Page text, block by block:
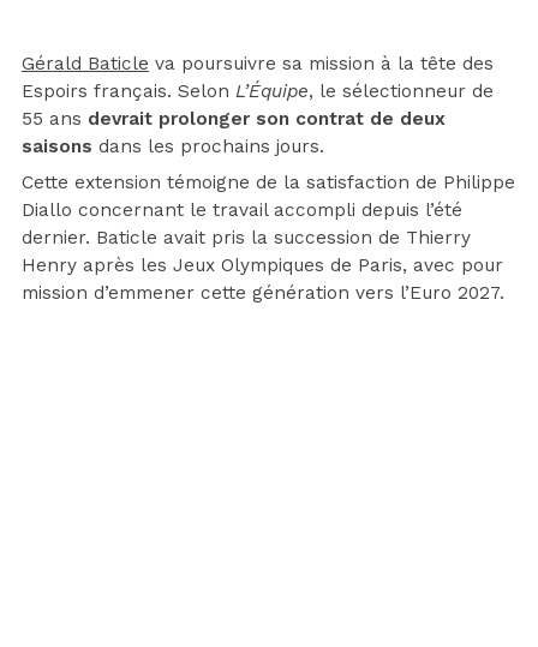
Gérald Baticle va poursuivre sa mission à la tête des
Espoirs français. Selon L’Équipe, le sélectionneur de
55 ans devrait prolonger son contrat de deux
saisons dans les prochains jours.
Cette extension témoigne de la satisfaction de Philippe
Diallo concernant le travail accompli depuis l’été
dernier. Baticle avait pris la succession de Thierry
Henry après les Jeux Olympiques de Paris, avec pour
mission d’emmener cette génération vers l’Euro 2027.